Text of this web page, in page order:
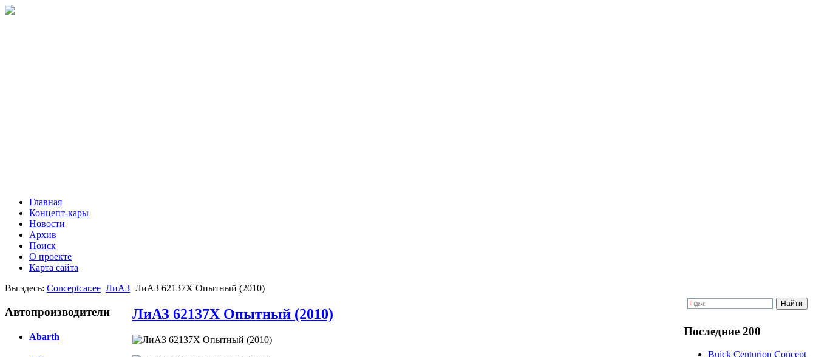
Главная
Концепт-кары
Новости
Архив
Поиск
О проекте
Карта сайта
Вы здесь: Conceptcar.ee ЛиАЗ ЛиАЗ 62137Х Опытный (2010)
Автопроизводители
Abarth
ЛиАЗ 62137Х Опытный (2010)
Последние 200
Buick Centurion Concept